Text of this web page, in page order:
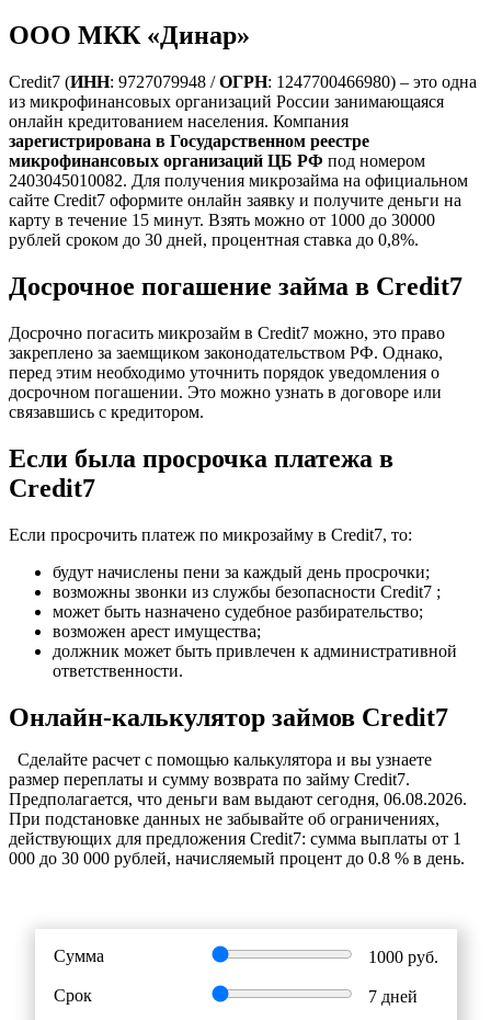
ООО МКК «Динар»
Credit7 (ИНН: 9727079948 /ОГРН: 1247700466980) – это одна
из микрофинансовых организаций России занимающаяся
онлайн кредитованием населения. Компания
зарегистрирована в Государственном реестре
микрофинансовых организаций ЦБ РФ под номером
2403045010082. Для получения микрозайма на официальном
сайте Credit7 оформите онлайн заявку и получите деньги на
карту в течение 15 минут. Взять можно от 1000 до 30000
рублей сроком до 30 дней, процентная ставка до 0,8%.
Досрочное погашение займа в Credit7
Досрочно погасить микрозайм в Credit7 можно, это право
закреплено за заемщиком законодательством РФ. Однако,
перед этим необходимо уточнить порядок уведомления о
досрочном погашении. Это можно узнать в договоре или
связавшись с кредитором.
Если была просрочка платежа в
Credit7
Если просрочить платеж по микрозайму в Credit7, то:
будут начислены пени за каждый день просрочки;
возможны звонки из службы безопасности Credit7 ;
может быть назначено судебное разбирательство;
возможен арест имущества;
должник может быть привлечен к административной
ответственности.
Онлайн-калькулятор займов Credit7
Cделайте расчет c помощью калькулятора и вы узнаете
размер переплаты и сумму возврата по займу Credit7.
Предполагается, что деньги вам выдают сегодня, 06.08.2026.
При подстановке данных не забывайте об ограничениях,
действующих для предложения Credit7: сумма выплаты от 1
000 до 30 000 рублей, начисляемый процент до 0.8 % в день.
Сумма 1000руб.
Срок 7дней